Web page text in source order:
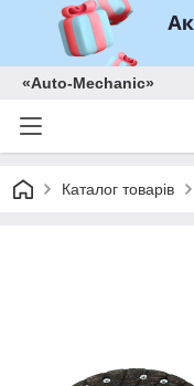
«Auto-Mechanic»
Каталог товарів